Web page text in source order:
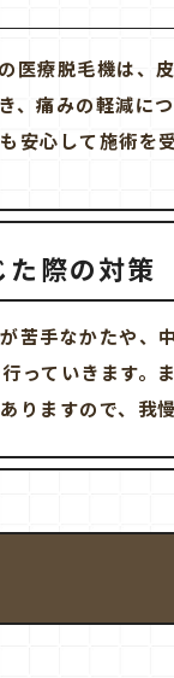
療脱毛機は、
痛みの軽減に
心して施術を受
際の対策
苦手なかたや、
っていきます。
ますので、我